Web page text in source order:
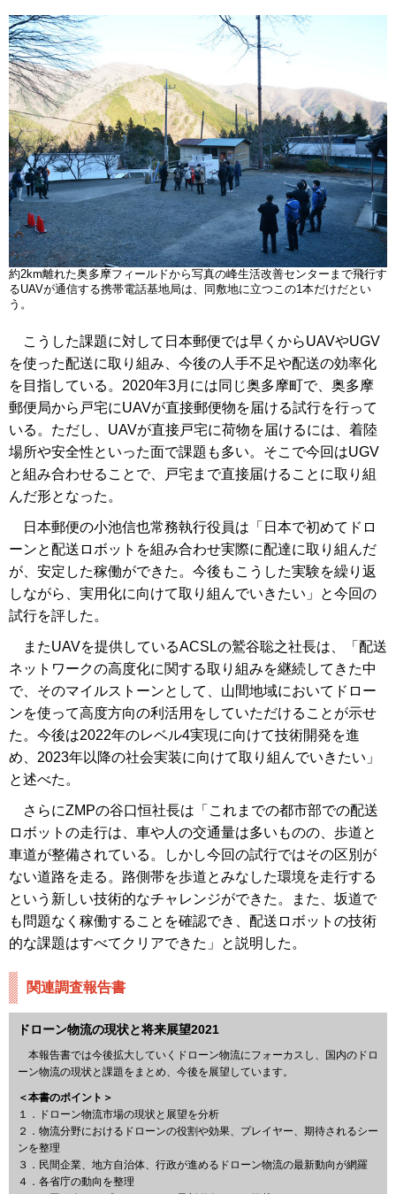
約2km離れた奥多摩フィールドから写真の峰生活改善センターまで飛行す
るUAVが通信する携帯電話基地局は、同敷地に立つこの1本だけだとい
う。
こうした課題に対して日本郵便では早くからUAVやUGV
を使った配送に取り組み、今後の人手不足や配送の効率化
を目指している。2020年3月には同じ奥多摩町で、奥多摩
郵便局から戸宅にUAVが直接郵便物を届ける試行を行って
いる。ただし、UAVが直接戸宅に荷物を届けるには、着陸
場所や安全性といった面で課題も多い。そこで今回はUGV
と組み合わせることで、戸宅まで直接届けることに取り組
んだ形となった。
日本郵便の小池信也常務執行役員は「日本で初めてドロ
ーンと配送ロボットを組み合わせ実際に配達に取り組んだ
が、安定した稼働ができた。今後もこうした実験を繰り返
しながら、実用化に向けて取り組んでいきたい」と今回の
試行を評した。
またUAVを提供しているACSLの鷲谷聡之社長は、「配送
ネットワークの高度化に関する取り組みを継続してきた中
で、そのマイルストーンとして、山間地域においてドロー
ンを使って高度方向の利活用をしていただけることが示せ
た。今後は2022年のレベル4実現に向けて技術開発を進
め、2023年以降の社会実装に向けて取り組んでいきたい」
と述べた。
さらにZMPの谷口恒社長は「これまでの都市部での配送
ロボットの走行は、車や人の交通量は多いものの、歩道と
車道が整備されている。しかし今回の試行ではその区別が
ない道路を走る。路側帯を歩道とみなした環境を走行する
という新しい技術的なチャレンジができた。また、坂道で
も問題なく稼働することを確認でき、配送ロボットの技術
的な課題はすべてクリアできた」と説明した。
関連調査報告書
ドローン物流の現状と将来展望2021
本報告書では今後拡大していくドローン物流にフォーカスし、国内のドロ
ーン物流の現状と課題をまとめ、今後を展望しています。
＜本書のポイント＞
１．ドローン物流市場の現状と展望を分析
２．物流分野におけるドローンの役割や効果、プレイヤー、期待されるシー
ンを整理
３．民間企業、地方自治体、行政が進めるドローン物流の最新動向が網羅
４．各省庁の動向を整理